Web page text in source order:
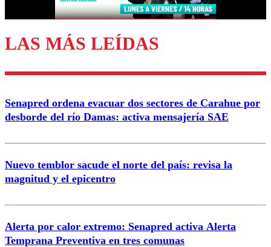
Enviar comentario
LAS MÁS LEÍDAS
Senapred ordena evacuar dos sectores de Carahue por
desborde del río Damas: activa mensajería SAE
Nuevo temblor sacude el norte del país: revisa la
magnitud y el epicentro
Alerta por calor extremo: Senapred activa Alerta
Temprana Preventiva en tres comunas